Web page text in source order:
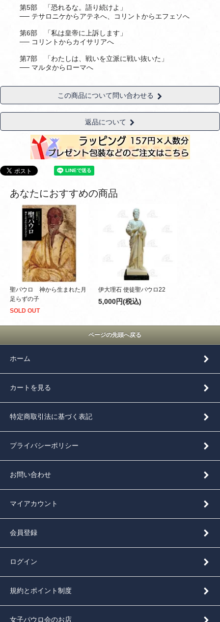
第5部 「恐れるな。語り続けよ」
── テサロニケからアテネへ、コリントからエフェソへ
第6部 「私は皇帝に上訴します」
── コリントからカイサリアへ
第7部 「わたしは、戦いを立派に戦い抜いた」
── マルタからローマへ
この商品について問い合わせる
返品について
あなたにおすすめの商品
聖パウロ 神から生まれた月
足らずの子
SOLD OUT
伊大理石 使徒聖パウロ22
5,000円(税込)
ページの先頭へ戻る
ホーム
カートを見る
特定商取引法に基づく表記
プライバシーポリシー
お問い合わせ
マイアカウント
会員登録
ログイン
規約とポイント制度
女子パウロ会のお店